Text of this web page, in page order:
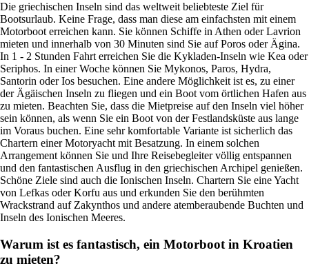
Die griechischen Inseln sind das weltweit beliebteste Ziel für
Bootsurlaub. Keine Frage, dass man diese am einfachsten mit einem
Motorboot erreichen kann. Sie können Schiffe in Athen oder Lavrion
mieten und innerhalb von 30 Minuten sind Sie auf Poros oder Ägina.
In 1 - 2 Stunden Fahrt erreichen Sie die Kykladen-Inseln wie Kea oder
Seriphos. In einer Woche können Sie Mykonos, Paros, Hydra,
Santorin oder Ios besuchen. Eine andere Möglichkeit ist es, zu einer
der Ägäischen Inseln zu fliegen und ein Boot vom örtlichen Hafen aus
zu mieten. Beachten Sie, dass die Mietpreise auf den Inseln viel höher
sein können, als wenn Sie ein Boot von der Festlandsküste aus lange
im Voraus buchen. Eine sehr komfortable Variante ist sicherlich das
Chartern einer Motoryacht mit Besatzung. In einem solchen
Arrangement können Sie und Ihre Reisebegleiter völlig entspannen
und den fantastischen Ausflug in den griechischen Archipel genießen.
Schöne Ziele sind auch die Ionischen Inseln. Chartern Sie eine Yacht
von Lefkas oder Korfu aus und erkunden Sie den berühmten
Wrackstrand auf Zakynthos und andere atemberaubende Buchten und
Inseln des Ionischen Meeres.
Warum ist es fantastisch, ein Motorboot in Kroatien
zu mieten?